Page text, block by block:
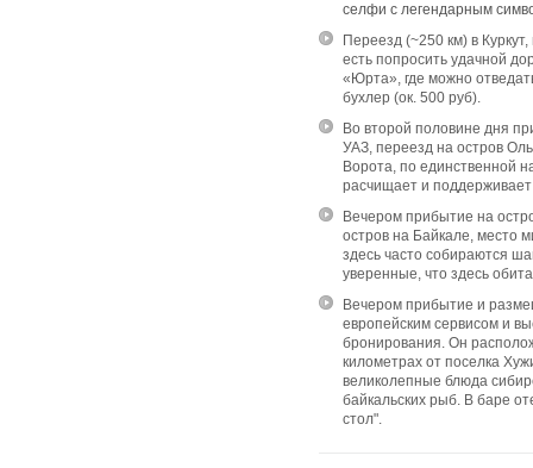
селфи с легендарным
Переезд (~250 км) в
есть попросить удачной
«Юрта», где можно
бухлер (ок. 500 руб).
Во второй половине дня
УАЗ, переезд на остров
Ворота, по единственной
расчищает и
Вечером прибытие на
остров на Байкале, место
здесь часто собираются
уверенные, что здесь
Вечером прибытие и
европейским сервисом и
бронирования. Он
километрах от поселка
великолепные блюда
байкальских рыб. В баре
стол".